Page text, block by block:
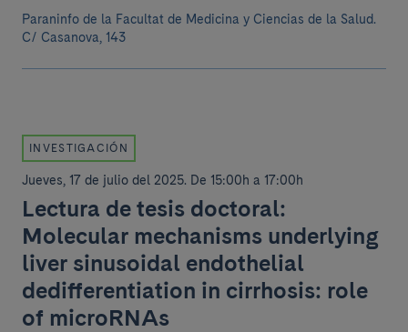
Paraninfo de la Facultat de Medicina y Ciencias de la Salud.
C/ Casanova, 143
INVESTIGACIÓN
Jueves, 17 de julio del 2025. De 15:00h a 17:00h
Lectura de tesis doctoral:
Molecular mechanisms underlying
liver sinusoidal endothelial
dedifferentiation in cirrhosis: role
of microRNAs